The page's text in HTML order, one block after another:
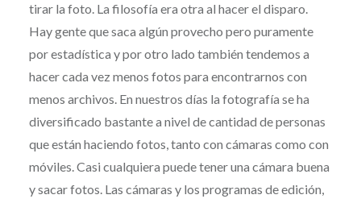
tirar la foto. La filosofía era otra al hacer el disparo.
Hay gente que saca algún provecho pero puramente
por estadística y por otro lado también tendemos a
hacer cada vez menos fotos para encontrarnos con
menos archivos. En nuestros días la fotografía se ha
diversificado bastante a nivel de cantidad de personas
que están haciendo fotos, tanto con cámaras como con
móviles. Casi cualquiera puede tener una cámara buena
y sacar fotos. Las cámaras y los programas de edición,